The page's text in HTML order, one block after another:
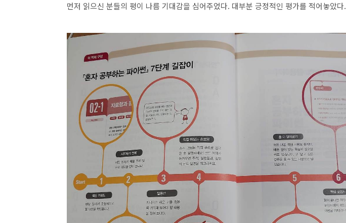
먼저 읽으신 분들의 평이 나름 기대감을 심어주었다. 대부분 긍정적인 평가를 적어놓았다.